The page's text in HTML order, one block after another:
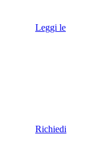
Leggi le
Richiedi